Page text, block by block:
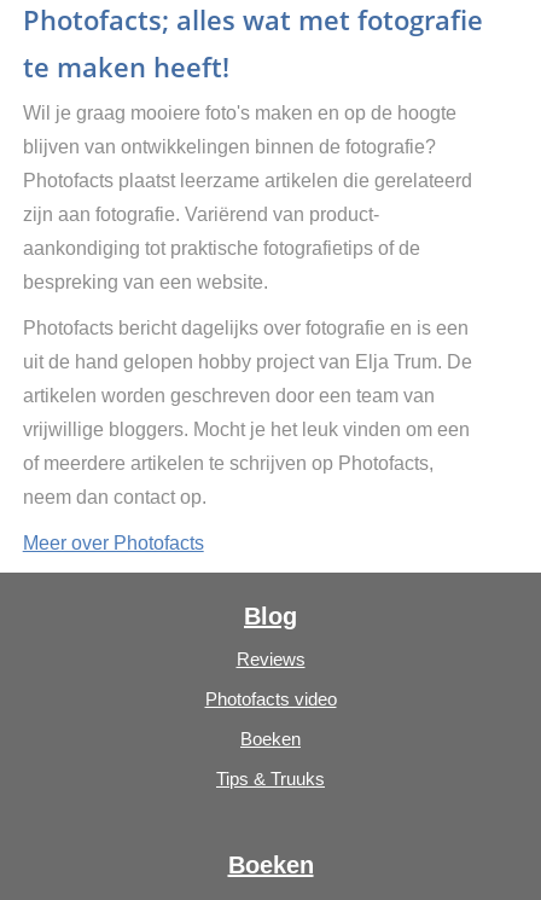
Photofacts; alles wat met fotografie
te maken heeft!
Wil je graag mooiere foto's maken en op de hoogte
blijven van ontwikkelingen binnen de fotografie?
Photofacts plaatst leerzame artikelen die gerelateerd
zijn aan fotografie. Variërend van product-
aankondiging tot praktische fotografietips of de
bespreking van een website.
Photofacts bericht dagelijks over fotografie en is een
uit de hand gelopen hobby project van Elja Trum. De
artikelen worden geschreven door een team van
vrijwillige bloggers. Mocht je het leuk vinden om een
of meerdere artikelen te schrijven op Photofacts,
neem dan contact op.
Meer over Photofacts
Blog
Reviews
Photofacts video
Boeken
Tips & Truuks
Boeken